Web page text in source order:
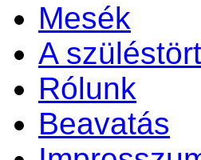
Mesék
A
Rólunk
Beavatás